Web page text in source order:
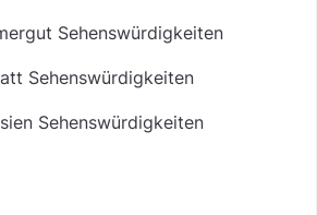
Sehenswürdigkeiten
Sehenswürdigkeiten
Sehenswürdigkeiten